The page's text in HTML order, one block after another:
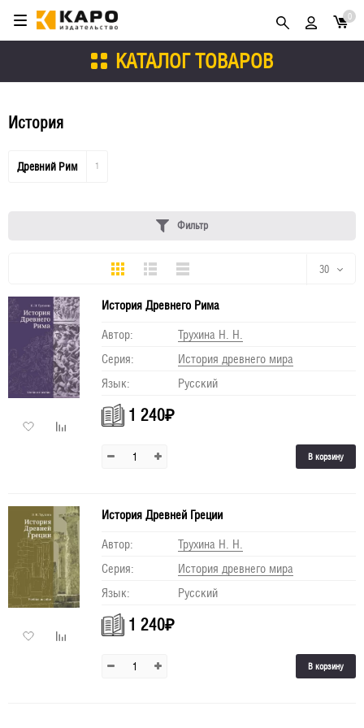
КАТАЛОГ ТОВАРОВ
0
История
Древний Рим 1
Фильтр
Плитка ПодробноКомпактно 30
История Древнего Рима
Автор:
Трухина Н. Н.
Серия:
История древнего мира
Язык:
Русский
1 240₽
В корзину
История Древней Греции
Автор:
Трухина Н. Н.
Серия:
История древнего мира
Язык:
Русский
1 240₽
В корзину